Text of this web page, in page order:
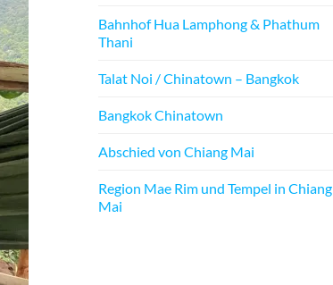
Bahnhof Hua Lamphong & Phathum
Thani
Talat Noi / Chinatown – Bangkok
Bangkok Chinatown
Abschied von Chiang Mai
Region Mae Rim und Tempel in Chiang
Mai